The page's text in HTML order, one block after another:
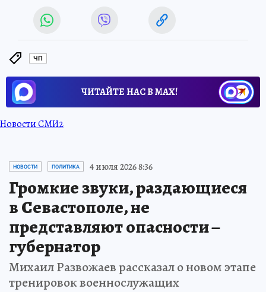
ЧП
ЧИТАЙТЕ НАС В МАХ!
Новости СМИ2
НОВОСТИ ПОЛИТИКА 4 июля 2026 8:36
Громкие звуки, раздающиеся
в Севастополе, не
представляют опасности –
губернатор
Михаил Развожаев рассказал о новом этапе
тренировок военнослужащих